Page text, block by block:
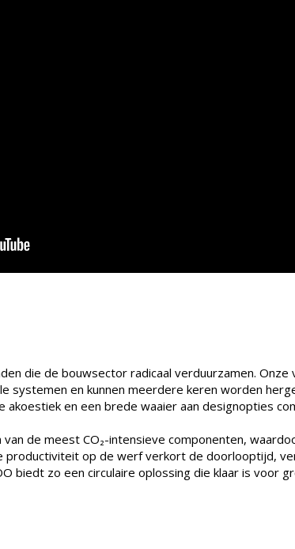
die de bouwsector radicaal verduurzamen.
systemen en kunnen meerdere keren worden
akoestiek en een brede waaier aan designopties
de meest CO₂-intensieve componenten,
productiviteit op de werf verkort de doorlooptijd,
biedt zo een circulaire oplossing die klaar is voor